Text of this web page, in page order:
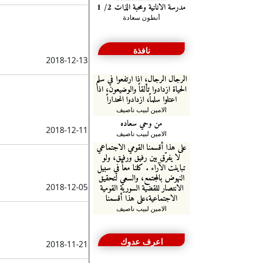
مدرسة الانانية ومحبة الذات 2/ 1
أنطون سعادة
نافذة
الرجال الرجال، اذا ارتفعوا في سلم
الحياة ازدادوا تألقاً والوضيعون، اذا
اعتلوا سلماً، ازدادوا انحداراً
الامين لبيب ناصيف
من وحي سعاده
الامين لبيب ناصيف
على هذا أقسمنا القومي الاجتماعي
لا يفرّق بين رفيق ورفيق، ولو
تباينت الآراء . كلنا معاً في سبيل
النهوض بالمجتمع، والسعي لتحقيق
الانتصار للقضية السورية القومية
الاجتماعية،على هذا أقسمنا
الامين لبيب ناصيف
اعرف عدوك
2018-12-13
2018-12-11
2018-12-05
2018-11-21